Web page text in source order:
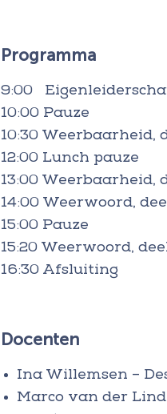
Programma
9:00
10:00 Pauze
10:30 Weerbaarheid,
12:00 Lunch pauze
13:00 Weerbaarheid,
14:00 Weerwoord,
15:00 Pauze
15:20 Weerwoord,
16:30 Afsluiting
Docenten
Ina Willemsen –
Marco van der